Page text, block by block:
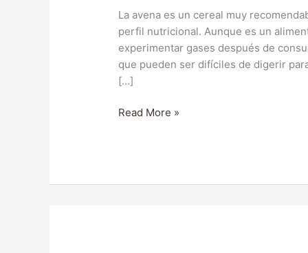
La avena es un cereal muy
perfil nutricional. Aunque es un
experimentar gases después de
que pueden ser difíciles de digerir
[…]
¿La
Read More »